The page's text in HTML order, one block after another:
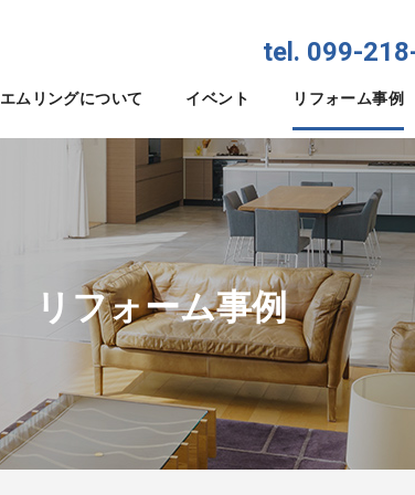
tel. 099-
エムリングについて イベント リフォーム事例
リフォーム事例